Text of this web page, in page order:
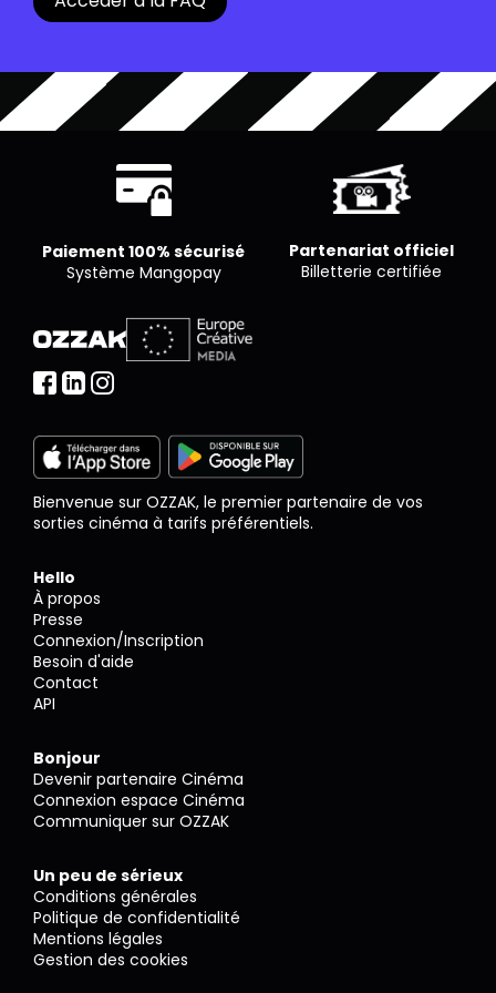
est libre de proposer le nombre de places qu’il
Paiement 100% sécurisé
Système Mangopay
Partenariat officiel
Billetterie certifiée
Bienvenue sur OZZAK, le premier partenaire de vos
sorties cinéma à tarifs préférentiels.
Hello
À propos
Presse
Connexion/Inscription
Besoin d'aide
Contact
API
Bonjour
Devenir partenaire Cinéma
Connexion espace Cinéma
Communiquer sur OZZAK
Un peu de sérieux
Conditions générales
Politique de confidentialité
Mentions légales
Gestion des cookies